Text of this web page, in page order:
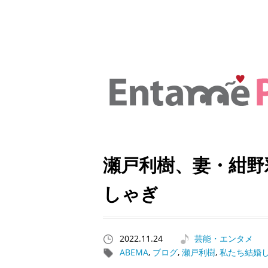
瀬戸利樹、妻・紺
しゃぎ
2022.11.24
芸能・エンタメ
ABEMA, ブログ, 瀬戸利樹, 私たち結婚